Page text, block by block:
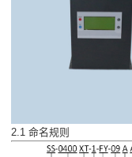
2.1 命名规则